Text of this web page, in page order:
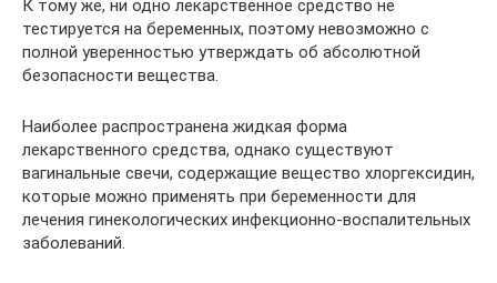
К тому же, ни одно лекарственное средство не
тестируется на беременных, поэтому невозможно с
полной уверенностью утверждать об абсолютной
безопасности вещества.
Наиболее распространена жидкая форма
лекарственного средства, однако существуют
вагинальные свечи, содержащие вещество хлоргексидин,
которые можно применять при беременности для
лечения гинекологических инфекционно-воспалительных
заболеваний.